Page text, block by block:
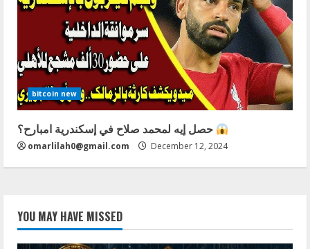
bitcoin new
omarlilah0@gmail.com December 12, 2024
YOU MAY HAVE MISSED